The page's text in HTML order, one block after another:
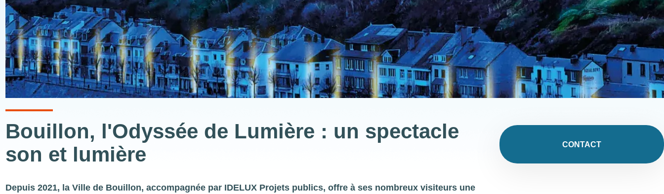
Bouillon, l'Odyssée de Lumière : un spectacle
son et lumière
Depuis 2021, la Ville de Bouillon, accompagnée par IDELUX Projets publics, offre à ses nombreux visiteurs une
CONTACT